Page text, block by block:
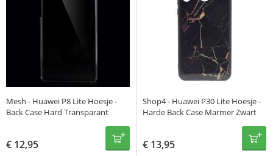
Mesh - Huawei P8 Lite Hoesje -
Back Case Hard Transparant
€ 12,95
Shop4 - Huawei P30 Lite Hoesje -
Harde Back Case Marmer Zwart
€ 13,95